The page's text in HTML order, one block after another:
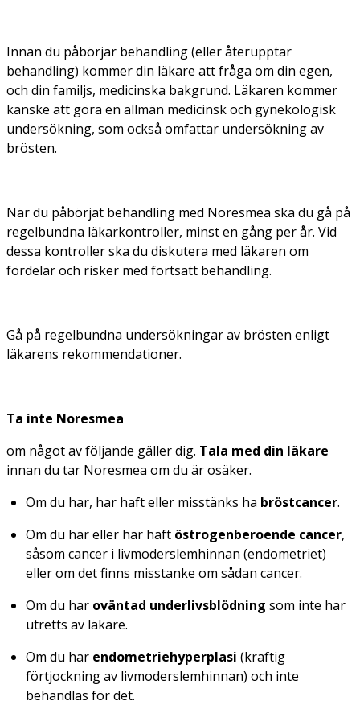
Innan du påbörjar behandling (eller återupptar
behandling) kommer din läkare att fråga om din egen,
och din familjs, medicinska bakgrund. Läkaren kommer
kanske att göra en allmän medicinsk och gynekologisk
undersökning, som också omfattar undersökning av
brösten.
När du påbörjat behandling med Noresmea ska du gå på
regelbundna läkarkontroller, minst en gång per år. Vid
dessa kontroller ska du diskutera med läkaren om
fördelar och risker med fortsatt behandling.
Gå på regelbundna undersökningar av brösten enligt
läkarens rekommendationer.
Ta inte Noresmea
om något av följande gäller dig. Tala med din läkare
innan du tar Noresmea om du är osäker.
Om du har, har haft eller misstänks ha bröstcancer.
Om du har eller har haft östrogenberoende cancer,
såsom cancer i livmoderslemhinnan (endometriet)
eller om det finns misstanke om sådan cancer.
Om du har oväntad underlivsblödning som inte har
utretts av läkare.
Om du har endometriehyperplasi (kraftig
förtjockning av livmoderslemhinnan) och inte
behandlas för det.